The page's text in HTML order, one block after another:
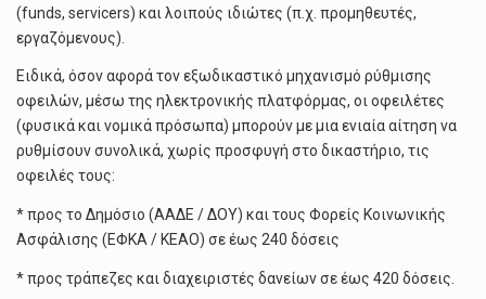
(funds, servicers) και λοιπούς ιδιώτες (π.χ. προμηθευτές,
εργαζόμενους).
Ειδικά, όσον αφορά τον εξωδικαστικό μηχανισμό ρύθμισης
οφειλών, μέσω της ηλεκτρονικής πλατφόρμας, οι οφειλέτες
(φυσικά και νομικά πρόσωπα) μπορούν με μια ενιαία αίτηση να
ρυθμίσουν συνολικά, χωρίς προσφυγή στο δικαστήριο, τις
οφειλές τους:
* προς το Δημόσιο (ΑΑΔΕ / ΔΟΥ) και τους Φορείς Κοινωνικής
Ασφάλισης (ΕΦΚΑ / ΚΕΑΟ) σε έως 240 δόσεις
* προς τράπεζες και διαχειριστές δανείων σε έως 420 δόσεις.